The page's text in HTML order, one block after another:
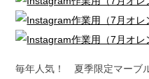
毎年人気！ 夏季限定マーブ